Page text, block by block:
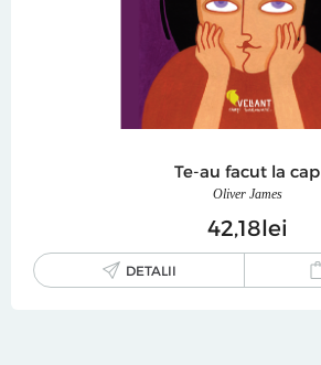
Te-au facut la cap
Oliver James
4218lei
DETALII